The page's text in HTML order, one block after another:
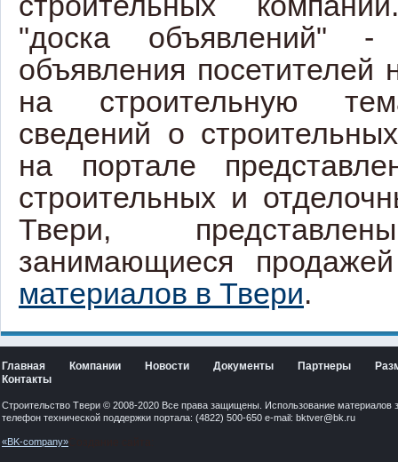
"доска объявлений" -
объявления посетителей
на строительную
сведений о
на портале
строительных и
Твери,
занимающиеся
материалов в Твери.
Главная Компании Новости Документы Партнеры
Контакты
Строительство Твери © 2008-2020 Все права защищены. Использование материалов
телефон технической поддержки портала: (4822) 500-650 e-mail: bktver@bk.ru
«BK-company»